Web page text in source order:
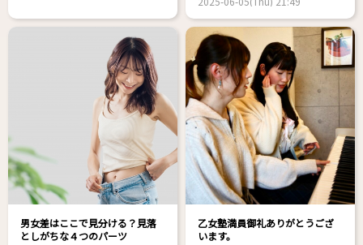
男女差はここで見分ける？見落
としがちな４つのパーツ
乙女塾満員御礼ありがとうござ
います。